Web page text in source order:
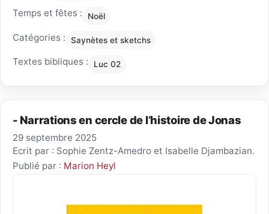
Temps et fêtes : Noël
Catégories : Saynètes et sketchs
Textes bibliques : Luc 02
- Narrations en cercle de l’histoire de Jonas
29 septembre 2025
Ecrit par : Sophie Zentz-Amedro et Isabelle Djambazian.
Publié par : Marion Heyl